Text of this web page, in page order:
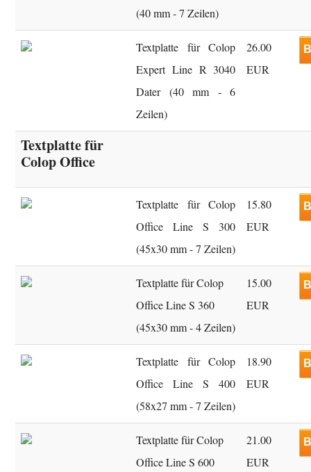
(40 mm - 7 Zeilen)
Textplatte für Colop
Expert Line R 3040
Dater (40 mm - 6
Zeilen)
26.00
EUR
Textplatte für
Colop Office
Textplatte für Colop
Office Line S 300
(45x30 mm - 7 Zeilen)
15.80
EUR
Textplatte für Colop
Office Line S 360
(45x30 mm - 4 Zeilen)
15.00
EUR
Textplatte für Colop
Office Line S 400
(58x27 mm - 7 Zeilen)
18.90
EUR
Textplatte für Colop
Office Line S 600
21.00
EUR